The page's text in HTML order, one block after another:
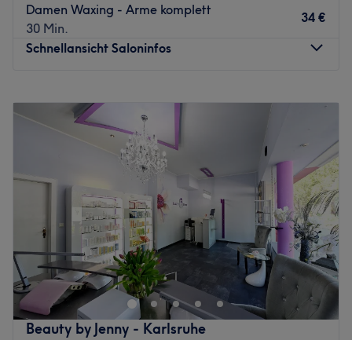
Damen Waxing - Arme komplett
30 Min.
34 €
Schnellansicht Saloninfos
Dienstag
Mittwoch
11:00
18:00
–18:00
Samstag
11:00 –15:00
Sonntag
Geschlossen
Willkommen bei E & C Kosmetik an der Alb in Ettlingen. In
diesem Kosmetikstudio erwarten dich erstklassige
Behandlungen mit hochwertigen Produkten. Lass dich bei
einer Gesichtsbehandlung, Massage oder bei der
Augenbrauen- & Wimpernpflege verwöhnen.
Beauty by Jenny - Karlsruhe